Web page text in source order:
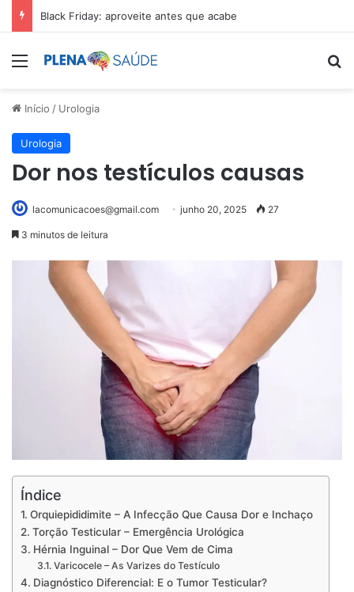
Black Friday: aproveite antes que acabe
Menu
Início / Urologia
Urologia
Dor nos testículos causas
lacomunicacoes@gmail.com junho 20, 2025 27
3 minutos de leitura
Índice
Orquiepididimite – A Infecção Que Causa Dor e Inchaço
Torção Testicular – Emergência Urológica
Hérnia Inguinal – Dor Que Vem de Cima
Varicocele – As Varizes do Testículo
Diagnóstico Diferencial: E o Tumor Testicular?